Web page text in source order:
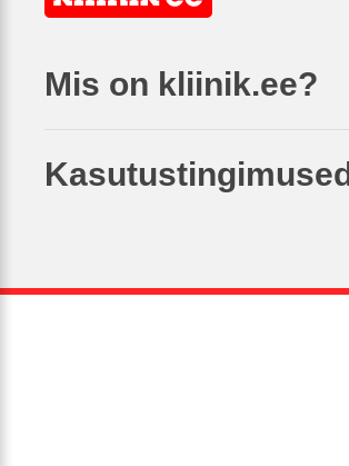
Mis on kliinik.ee?
Kasutustingimused